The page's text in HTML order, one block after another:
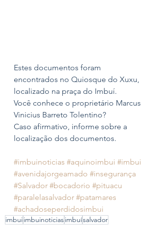
Estes documentos foram
encontrados no Quiosque do Xuxu,
localizado na praça do Imbuí.
Você conhece o proprietário Marcus
Vinicius Barreto Tolentino?
Caso afirmativo, informe sobre a
localização dos documentos.
#imbuinoticias #aquinoimbui #imbui
#avenidajorgeamado #insegurança
#Salvador #bocadorio #pituacu
#paralelasalvador #patamares
#achadoseperdidosimbui
imbuiimbuinoticiasimbuísalvador